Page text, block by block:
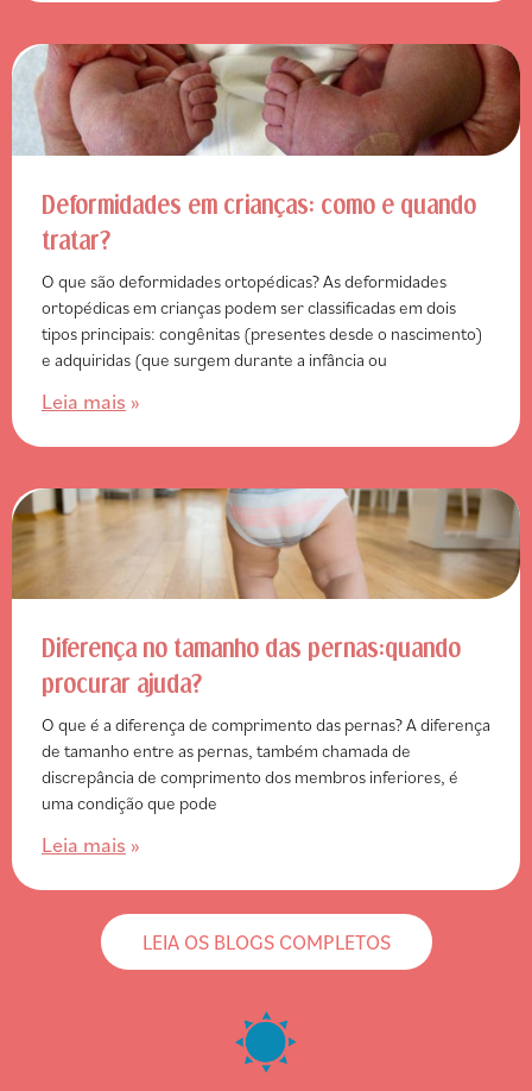
Deformidades em crianças: como e quando
tratar?
O que são deformidades ortopédicas? As deformidades
ortopédicas em crianças podem ser classificadas em dois
tipos principais: congênitas (presentes desde o nascimento)
e adquiridas (que surgem durante a infância ou
Leia mais »
Diferença no tamanho das pernas:quando
procurar ajuda?
O que é a diferença de comprimento das pernas? A diferença
de tamanho entre as pernas, também chamada de
discrepância de comprimento dos membros inferiores, é
uma condição que pode
Leia mais »
LEIA OS BLOGS COMPLETOS